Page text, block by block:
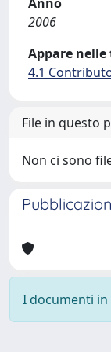
2006
Appare
4.1
File in questo
Non ci sono
I documenti